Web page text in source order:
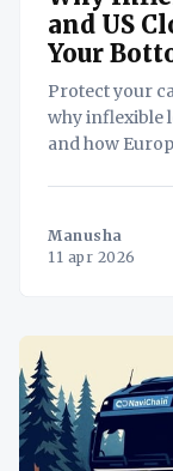
and US
Your
Protect your
why inflexible
and how
Manusha
11 apr 2026